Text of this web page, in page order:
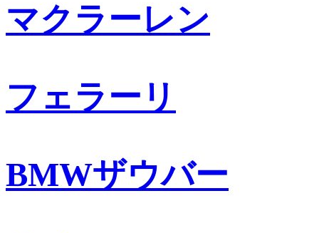
マクラーレン
フェラーリ
BMWザウバー